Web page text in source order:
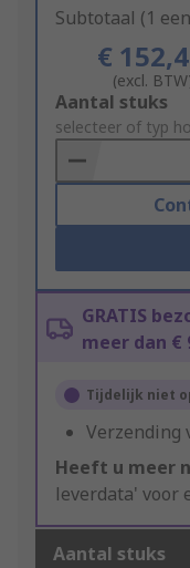
Subtotaal (1
€
(excl.
Add
to
Basket
Aantal stuks
selecteer of typ
GRATIS
meer dan €
Tijdelijk niet
Verzending
Heeft u meer
leverdata' voor
Aantal stuks